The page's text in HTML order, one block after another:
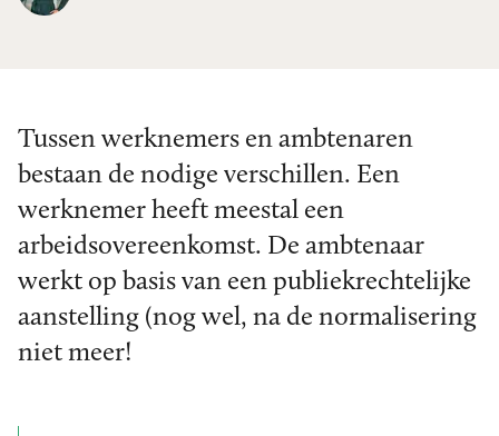
Tussen werknemers en ambtenaren
bestaan de nodige verschillen. Een
werknemer heeft meestal een
arbeidsovereenkomst. De ambtenaar
werkt op basis van een publiekrechtelijke
aanstelling (nog wel, na de normalisering
niet meer!